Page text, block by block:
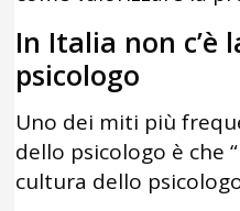
In Italia non c’è
psicologo
Uno dei miti più
dello psicologo è che
cultura dello